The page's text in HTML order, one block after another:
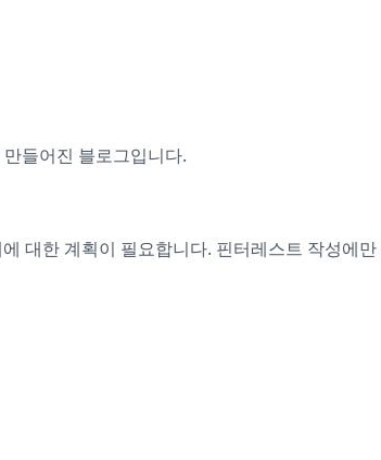
들어진 블로그입니다.
대한 계획이 필요합니다. 핀터레스트 작성에